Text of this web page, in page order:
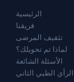
الرئيسية
فريقنا
تثقيف المرضى
لماذا تم تحويلك؟
الأسئلة الشائعة
الرأي الطبي الثاني